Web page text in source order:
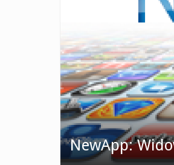
NewApp: